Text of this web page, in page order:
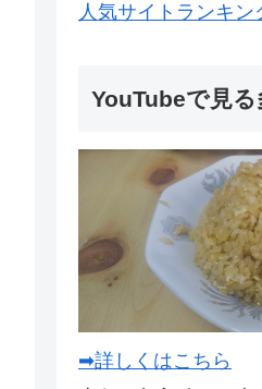
人気サイトランキン
YouTubeで見る
➡詳しくはこちら